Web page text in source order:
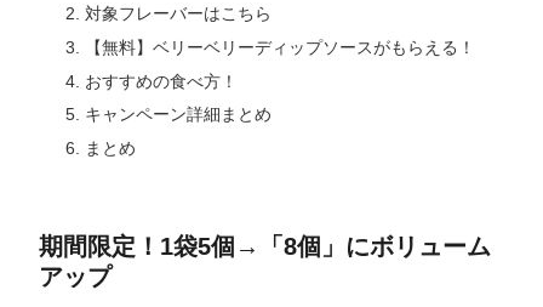
対象フレーバーはこちら
【無料】ベリーベリーディップソースがもらえる！
おすすめの食べ方！
キャンペーン詳細まとめ
まとめ
期間限定！1袋5個→「8個」にボリューム
アップ